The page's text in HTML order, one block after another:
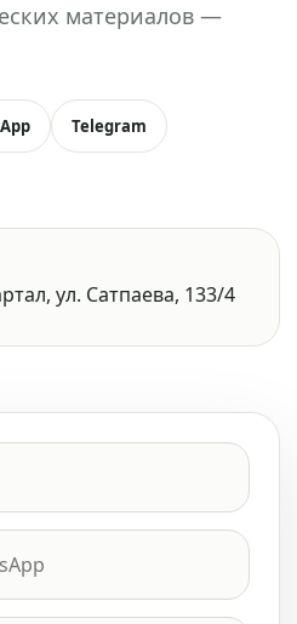
материалов —
Telegram
ул. Сатпаева, 133/4